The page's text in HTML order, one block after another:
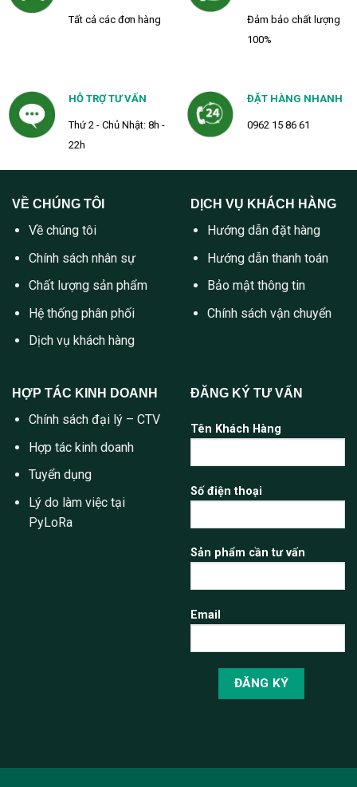
Tất cả các đơn hàng
Đảm bảo chất lượng
100%
HỖ TRỢ TƯ VẤN
Thứ 2 - Chủ Nhật: 8h -
22h
ĐẶT HÀNG NHANH
0962 15 86 61
VỀ CHÚNG TÔI
Về chúng tôi
Chính sách nhân sự
Chất lượng sản phẩm
Hệ thống phân phối
Dịch vụ khách hàng
DỊCH VỤ KHÁCH HÀNG
Hướng dẫn đặt hàng
Hướng dẫn thanh toán
Bảo mật thông tin
Chính sách vận chuyển
HỢP TÁC KINH DOANH
Chính sách đại lý – CTV
Hợp tác kinh doanh
Tuyển dụng
Lý do làm việc tại
PyLoRa
ĐĂNG KÝ TƯ VẤN
Tên Khách Hàng
Số điện thoại
Sản phẩm cần tư vấn
Email